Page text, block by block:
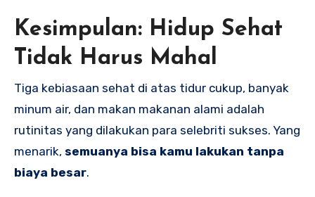
Kesimpulan: Hidup Sehat
Tidak Harus Mahal
Tiga kebiasaan sehat di atas tidur cukup, banyak
minum air, dan makan makanan alami adalah
rutinitas yang dilakukan para selebriti sukses. Yang
menarik, semuanya bisa kamu lakukan tanpa
biaya besar.